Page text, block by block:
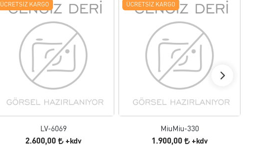
FAVORILERE EKLE
ÜRÜN İNCELE
ÜCRETSIZ KARGO
LV-6069
2.600,00 +kdv
FAVORILERE EKLE
ÜRÜN İNCELE
ÜCRETSIZ KARGO
MiuMiu-330
1.900,00 +kdv